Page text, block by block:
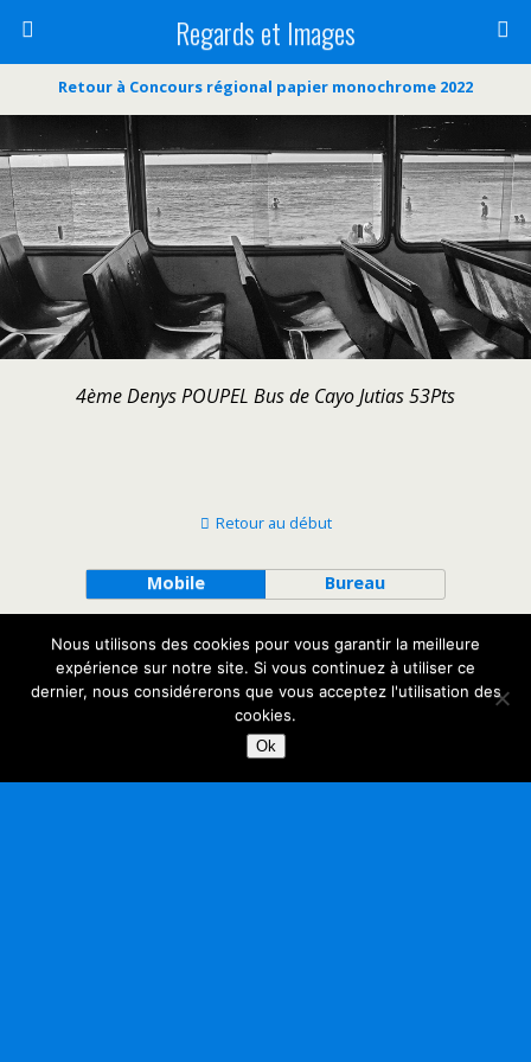
Regards et Images
Retour à Concours régional papier monochrome 2022
4ème Denys POUPEL Bus de Cayo Jutias 53Pts
Retour au début
Mobile Bureau
Nous utilisons des cookies pour vous garantir la meilleure
expérience sur notre site. Si vous continuez à utiliser ce
dernier, nous considérerons que vous acceptez l'utilisation des
cookies.
Ok